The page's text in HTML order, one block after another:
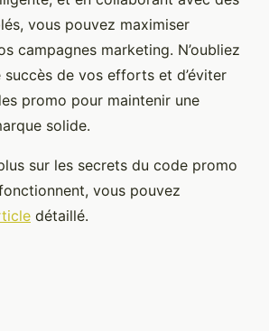
vous pouvez maximiser
campagnes marketing. N’oubliez
succès de vos efforts et d’éviter
promo pour maintenir une
solide.
sur les secrets du code promo
vous pouvez
détaillé.